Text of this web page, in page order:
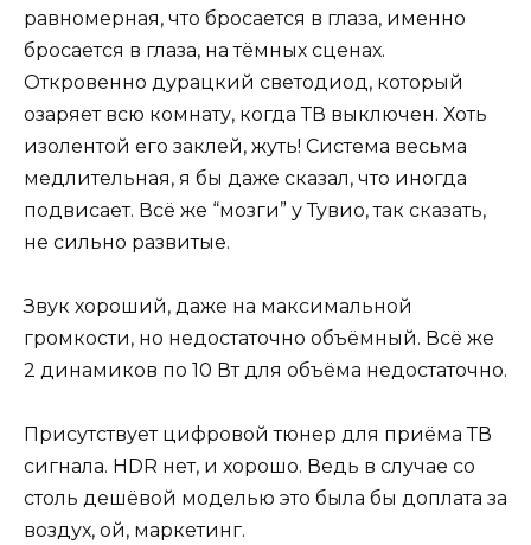
равномерная, что бросается в глаза, именно
бросается в глаза, на тёмных сценах.
Откровенно дурацкий светодиод, который
озаряет всю комнату, когда ТВ выключен. Хоть
изолентой его заклей, жуть! Система весьма
медлительная, я бы даже сказал, что иногда
подвисает. Всё же “мозги” у Тувио, так сказать,
не сильно развитые.
Звук хороший, даже на максимальной
громкости, но недостаточно объёмный. Всё же
2 динамиков по 10 Вт для объёма недостаточно.
Присутствует цифровой тюнер для приёма ТВ
сигнала. HDR нет, и хорошо. Ведь в случае со
столь дешёвой моделью это была бы доплата за
воздух, ой, маркетинг.